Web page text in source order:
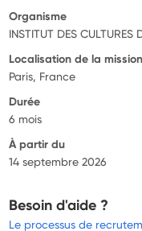
Organisme
INSTITUT DES CULTURES
Localisation de la mission
Paris, France
Durée
6 mois
À partir du
14 septembre 2026
Besoin d'aide ?
Le processus de